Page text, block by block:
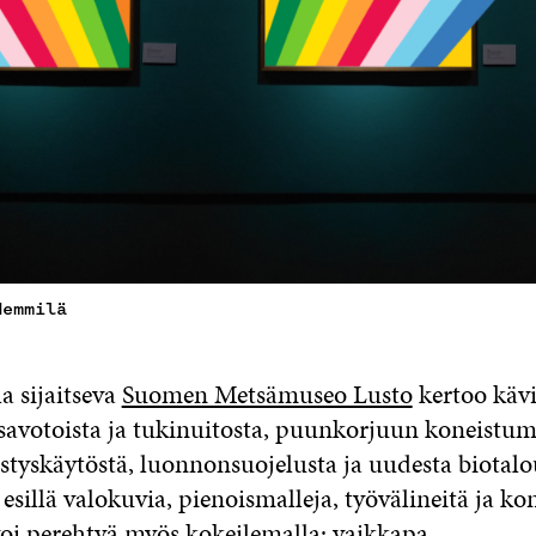
sijaitsevaSuomen Metsämuseo Lustokertoo
ja tukinuitosta, puunkorjuun
luonnonsuojelusta ja uudesta
esillä valokuvia, pienoismalleja, työvälineitä ja